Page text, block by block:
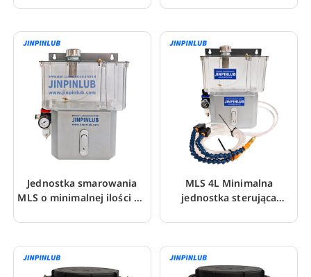
maszyny do piłowania
metalu
Jednostka smarowania
MLS o minimalnej ilości do
MLS 4L Minimalna
jednostka sterująca